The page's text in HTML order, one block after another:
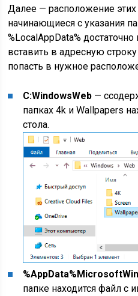
Далее — расположение этих
начинающиеся с указания
%LocalAppData%
вставить в адресную
попасть в нужное
C:WindowsWeb —
папках 4k и Wallpapers
стола.
папке находится файл с